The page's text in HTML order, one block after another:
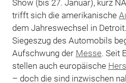
Show (bis 27. Januar), kurz
trifft sich die amerikanische
dem Jahreswechsel in
Siegeszug des Automobils
Aufschwung der Messe. Seit
stellen auch europäische
– doch die sind inzwischen